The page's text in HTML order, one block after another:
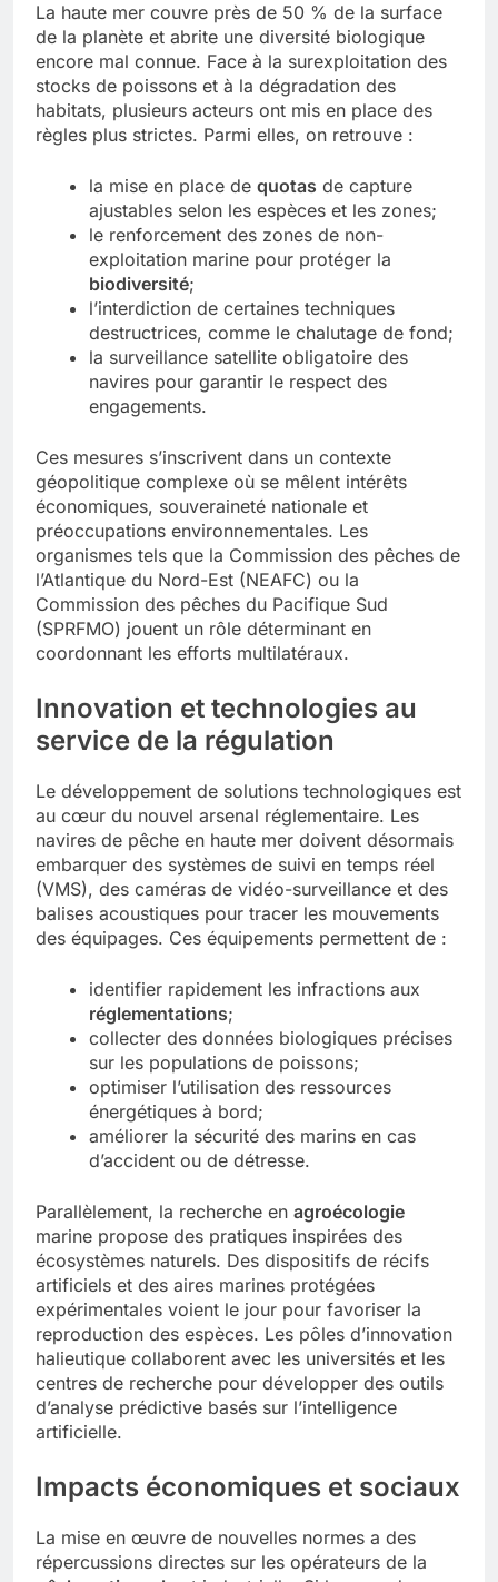
La haute mer couvre près de 50 % de la surface
de la planète et abrite une diversité biologique
encore mal connue. Face à la surexploitation des
stocks de poissons et à la dégradation des
habitats, plusieurs acteurs ont mis en place des
règles plus strictes. Parmi elles, on retrouve :
la mise en place de quotas de capture
ajustables selon les espèces et les zones;
le renforcement des zones de non-
exploitation marine pour protéger la
biodiversité;
l’interdiction de certaines techniques
destructrices, comme le chalutage de fond;
la surveillance satellite obligatoire des
navires pour garantir le respect des
engagements.
Ces mesures s’inscrivent dans un contexte
géopolitique complexe où se mêlent intérêts
économiques, souveraineté nationale et
préoccupations environnementales. Les
organismes tels que la Commission des pêches de
l’Atlantique du Nord-Est (NEAFC) ou la
Commission des pêches du Pacifique Sud
(SPRFMO) jouent un rôle déterminant en
coordonnant les efforts multilatéraux.
Innovation et technologies au
service de la régulation
Le développement de solutions technologiques est
au cœur du nouvel arsenal réglementaire. Les
navires de pêche en haute mer doivent désormais
embarquer des systèmes de suivi en temps réel
(VMS), des caméras de vidéo-surveillance et des
balises acoustiques pour tracer les mouvements
des équipages. Ces équipements permettent de :
identifier rapidement les infractions aux
réglementations;
collecter des données biologiques précises
sur les populations de poissons;
optimiser l’utilisation des ressources
énergétiques à bord;
améliorer la sécurité des marins en cas
d’accident ou de détresse.
Parallèlement, la recherche en agroécologie
marine propose des pratiques inspirées des
écosystèmes naturels. Des dispositifs de récifs
artificiels et des aires marines protégées
expérimentales voient le jour pour favoriser la
reproduction des espèces. Les pôles d’innovation
halieutique collaborent avec les universités et les
centres de recherche pour développer des outils
d’analyse prédictive basés sur l’intelligence
artificielle.
Impacts économiques et sociaux
La mise en œuvre de nouvelles normes a des
répercussions directes sur les opérateurs de la